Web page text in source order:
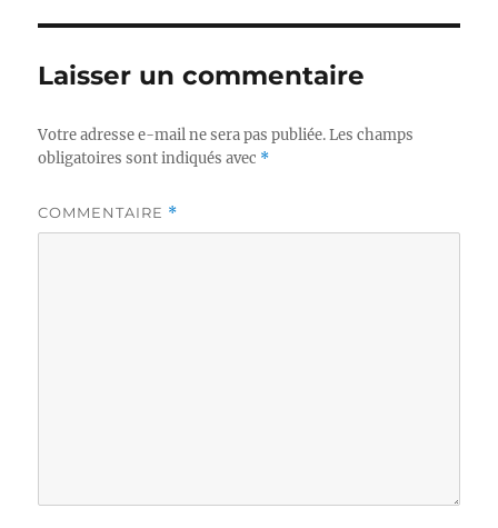
Laisser un commentaire
Votre adresse e-mail ne sera pas publiée. Les champs
obligatoires sont indiqués avec *
COMMENTAIRE *